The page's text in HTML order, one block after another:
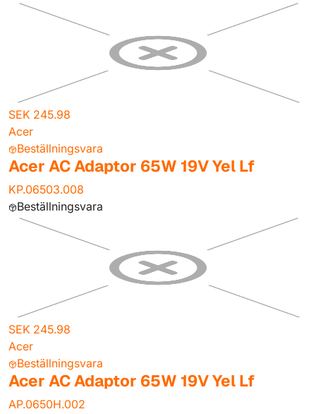
SEK 245.98
Acer
Beställningsvara
Acer AC Adaptor 65W 19V Yel Lf
KP.06503.008
Beställningsvara
SEK 245.98
Acer
Beställningsvara
Acer AC Adaptor 65W 19V Yel Lf
AP.0650H.002